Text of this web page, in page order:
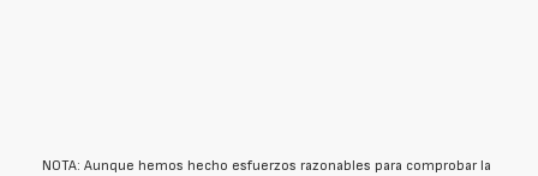
NOTA: Aunque hemos hecho esfuerzos razonables para comprobar la